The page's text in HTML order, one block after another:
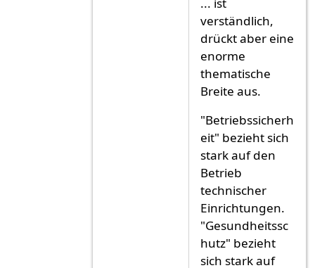
verständlich,
drückt aber eine
enorme
thematische
Breite aus.
"Betriebssicherh
eit" bezieht sich
stark auf den
Betrieb
technischer
Einrichtungen.
"Gesundheitssc
hutz" bezieht
sich stark auf